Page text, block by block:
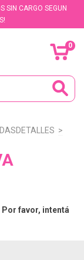
SIN CARGO SEGUN
0
>
favor, intentá